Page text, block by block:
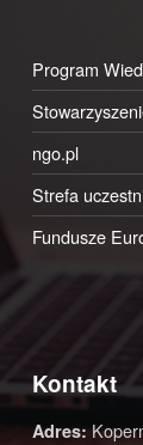
Program
ngo.pl
Strefa
Fundusze
Kontakt
Adres: